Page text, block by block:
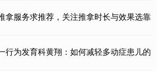
拿服务求推荐，关注推拿时长与效果选靠
行为发育科黄翔：如何减轻多动症患儿的